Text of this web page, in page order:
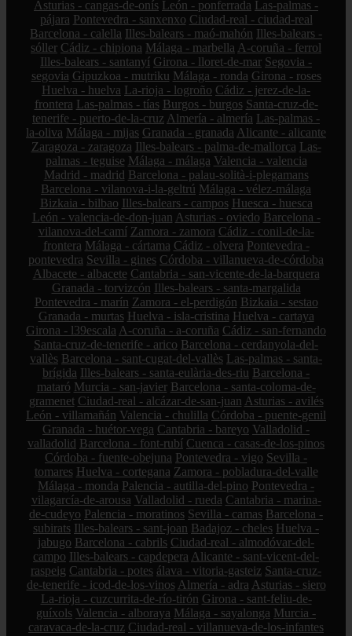
Asturias - cangas-de-onís León - ponferrada Las-palmas -
pájara Pontevedra - sanxenxo Ciudad-real - ciudad-real
Barcelona - calella Illes-balears - maó-mahón Illes-balears -
sóller Cádiz - chipiona Málaga - marbella A-coruña - ferrol
Illes-balears - santanyí Girona - lloret-de-mar Segovia -
segovia Gipuzkoa - mutriku Málaga - ronda Girona - roses
Huelva - huelva La-rioja - logroño Cádiz - jerez-de-la-
frontera Las-palmas - tías Burgos - burgos Santa-cruz-de-
tenerife - puerto-de-la-cruz Almería - almería Las-palmas -
la-oliva Málaga - mijas Granada - granada Alicante - alicante
Zaragoza - zaragoza Illes-balears - palma-de-mallorca Las-
palmas - teguise Málaga - málaga Valencia - valencia
Madrid - madrid Barcelona - palau-solità-i-plegamans
Barcelona - vilanova-i-la-geltrú Málaga - vélez-málaga
Bizkaia - bilbao Illes-balears - campos Huesca - huesca
León - valencia-de-don-juan Asturias - oviedo Barcelona -
vilanova-del-camí Zamora - zamora Cádiz - conil-de-la-
frontera Málaga - cártama Cádiz - olvera Pontevedra -
pontevedra Sevilla - gines Córdoba - villanueva-de-córdoba
Albacete - albacete Cantabria - san-vicente-de-la-barquera
Granada - torvizcón Illes-balears - santa-margalida
Pontevedra - marín Zamora - el-perdigón Bizkaia - sestao
Granada - murtas Huelva - isla-cristina Huelva - cartaya
Girona - l39escala A-coruña - a-coruña Cádiz - san-fernando
Santa-cruz-de-tenerife - arico Barcelona - cerdanyola-del-
vallès Barcelona - sant-cugat-del-vallès Las-palmas - santa-
brígida Illes-balears - santa-eulària-des-riu Barcelona -
mataró Murcia - san-javier Barcelona - santa-coloma-de-
gramenet Ciudad-real - alcázar-de-san-juan Asturias - avilés
León - villamañán Valencia - chulilla Córdoba - puente-genil
Granada - huétor-vega Cantabria - bareyo Valladolid -
valladolid Barcelona - font-rubí Cuenca - casas-de-los-pinos
Córdoba - fuente-obejuna Pontevedra - vigo Sevilla -
tomares Huelva - cortegana Zamora - pobladura-del-valle
Málaga - monda Palencia - autilla-del-pino Pontevedra -
vilagarcía-de-arousa Valladolid - rueda Cantabria - marina-
de-cudeyo Palencia - moratinos Sevilla - camas Barcelona -
subirats Illes-balears - sant-joan Badajoz - cheles Huelva -
jabugo Barcelona - cabrils Ciudad-real - almodóvar-del-
campo Illes-balears - capdepera Alicante - sant-vicent-del-
raspeig Cantabria - potes álava - vitoria-gasteiz Santa-cruz-
de-tenerife - icod-de-los-vinos Almería - adra Asturias - siero
La-rioja - cuzcurrita-de-río-tirón Girona - sant-feliu-de-
guíxols Valencia - alboraya Málaga - sayalonga Murcia -
caravaca-de-la-cruz Ciudad-real - villanueva-de-los-infantes